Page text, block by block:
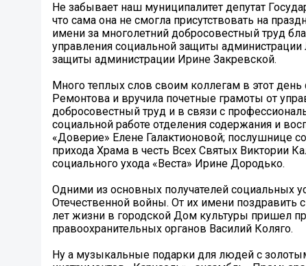
Не забывает наш муниципалитет депутат
что сама она не смогла присутствовать на
имени за многолетний добросовестный труд
управления социальной защиты
защиты администрации Ирине Закревской.
Много теплых слов своим коллегам в этот
Ремонтова и вручила почетные грамоты от
добросовестный труд и в связи с
социальной работе отделения содержания и
«Доверие» Елене Галактионовой; послушнице
прихода Храма в честь Всех Святых Виктории
социального ухода «Веста» Ирине Дородько.
Одними из основных получателей социальных
Отечественной войны. От их имени
лет жизни в городской Дом культуры пришел
правоохранительных органов Василий Коляго.
Ну а музыкальные подарки для людей с